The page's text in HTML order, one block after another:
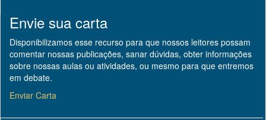
Envie sua carta
Disponibilizamos esse recurso para que nossos leitores possam
comentar nossas publicações, sanar dúvidas, obter informações
sobre nossas aulas ou atividades, ou mesmo para que entremos
em debate.
Enviar Carta